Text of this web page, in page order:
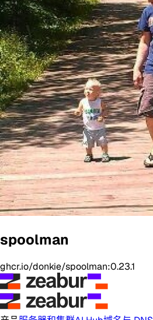
spoolman
ghcr.io/donkie/spoolman:0.23.1